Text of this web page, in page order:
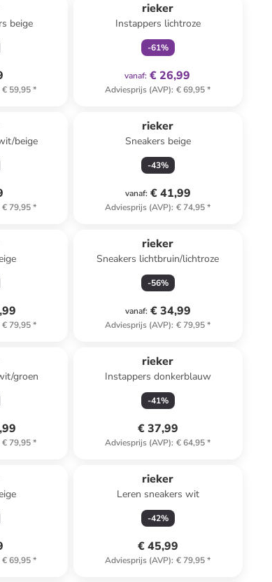
beige
€ 59,95*
rieker
Instappers lichtroze
-61%
vanaf: € 26,99
Adviesprijs (AVP): € 69,95*
beige
€ 79,95*
rieker
Sneakers beige
-43%
vanaf: € 41,99
Adviesprijs (AVP): € 74,95*
€ 79,95*
rieker
Sneakers lichtbruin/lichtroze
-56%
vanaf: € 34,99
Adviesprijs (AVP): € 79,95*
groen
€ 79,95*
rieker
Instappers donkerblauw
-41%
€ 37,99
Adviesprijs (AVP): € 64,95*
€ 69,95*
rieker
Leren sneakers wit
-42%
€ 45,99
Adviesprijs (AVP): € 79,95*